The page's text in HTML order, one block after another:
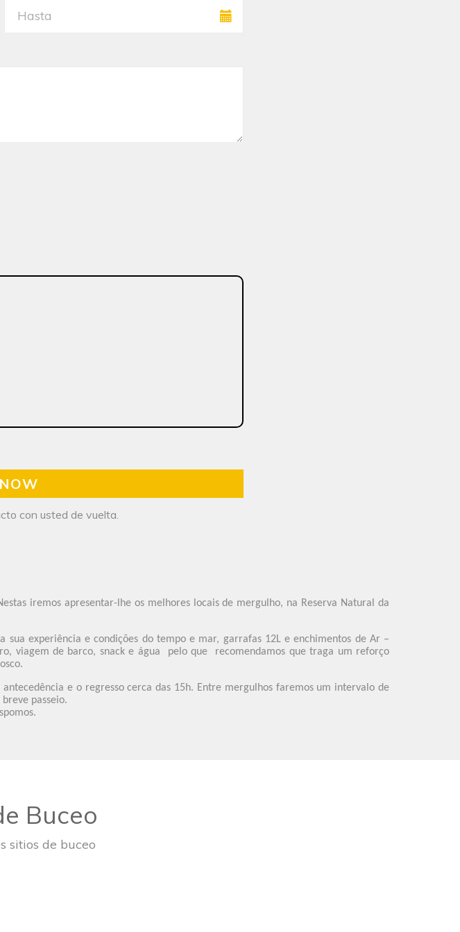
con usted de vuelta.
iremos apresentar-lhe os melhores locais de mergulho, na Reserva Natural da
experiência e condições do tempo e mar, garrafas 12L e enchimentos de Ar –
viagem de barco, snack e água pelo que recomendamos que traga um reforço
e o regresso cerca das 15h. Entre mergulhos faremos um intervalo de
passeio.
Buceo
sitios de buceo